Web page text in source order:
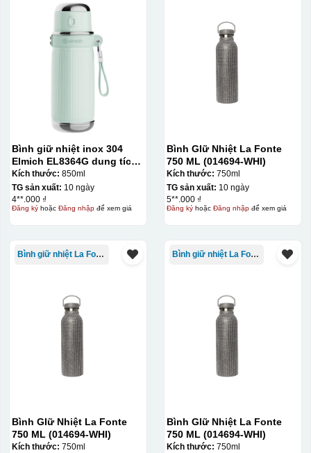
thành khuôn. Mực in được đẩy qua các lỗ nhỏ trên lưới
bằng một thanh gạt (squeegee) để in lên bề mặt sản
phẩm như ly, cốc, bút, móc khóa hay các vật phẩm quà
tặng khác. Kỹ thuật này cho phép in được nhiều màu sắc
khác nhau, độ bền cao, có thể in trên nhiều chất liệu và
phù hợp cho sản xuất số lượng lớn, tuy nhiên đòi hỏi
quy trình chuẩn bị kỹ lưỡng và chi phí setup ban đầu
Chất liệu:
Nhựa
Bình giữ nhiệt inox 304
Elmich EL8364G dung tích
850ml
Kích thước: 850ml
TG sản xuất: 10 ngày
4**.000 ₫
Đăng kýhoặc Đăng nhậpđể xem giá
Bình GIữ Nhiệt La Fonte
750 ML (014694-WHI)
Kích thước: 750ml
TG sản xuất: 10 ngày
5**.000 ₫
Đăng kýhoặc Đăng nhậpđể xem giá
Bình giữ nhiệt La Fonte
Bình GIữ Nhiệt La Fonte
750 ML (014694-WHI)
Kích thước: 750ml
Bình giữ nhiệt La Fonte
Bình GIữ Nhiệt La Fonte
750 ML (014694-WHI)
Kích thước: 750ml